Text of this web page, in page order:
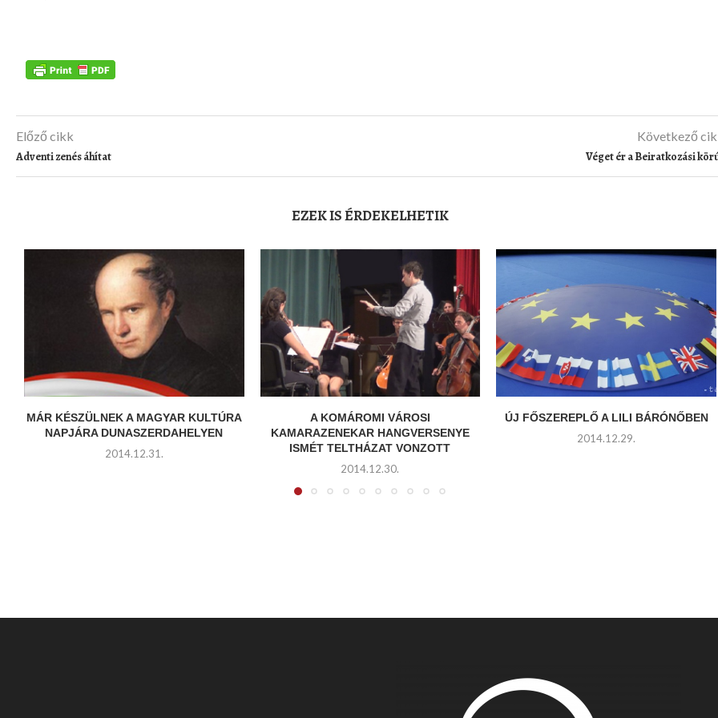
Előző cikk
Adventi zenés áhítat
Következő
Véget ér a Beiratkozási
EZEK IS ÉRDEKELHETIK
MÁR KÉSZÜLNEK A MAGYAR KULTÚRA
NAPJÁRA DUNASZERDAHELYEN
2014.12.31.
A KOMÁROMI VÁROSI
KAMARAZENEKAR HANGVERSENYE
ISMÉT TELTHÁZAT VONZOTT
2014.12.30.
ÚJ FŐSZEREPLŐ A LILI BÁRÓNŐBEN
2014.12.29.